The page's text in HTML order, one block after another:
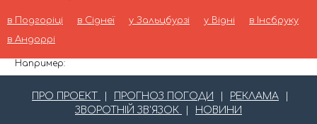
в Подгоріці в Сіднеї у Зальцбурзі у Відні
в Інсбруку
в Андоррі
Например:
ПРО ПРОЕКТ ПРОГНОЗ ПОГОДИ РЕКЛАМА
ЗВОРОТНІЙ ЗВ'ЯЗОК
НОВИНИ